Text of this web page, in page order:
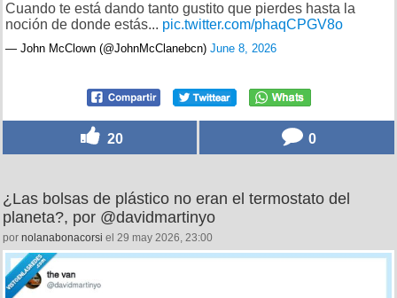
Cuando te está dando tanto gustito que pierdes hasta la
noción de donde estás... pic.twitter.com/phaqCPGV8o
— John McClown (@JohnMcClanebcn) June 8, 2026
20 0
¿Las bolsas de plástico no eran el termostato del
planeta?, por @davidmartinyo
por nolanabonacorsi el 29 may 2026, 23:00